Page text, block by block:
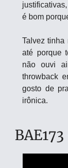
é bom
Talvez tinha
até porque
não ouvi
throwback
gosto de
irônica.